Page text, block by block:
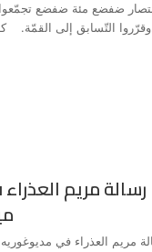
ضفضع مئة ضفضع
رسالة مريم